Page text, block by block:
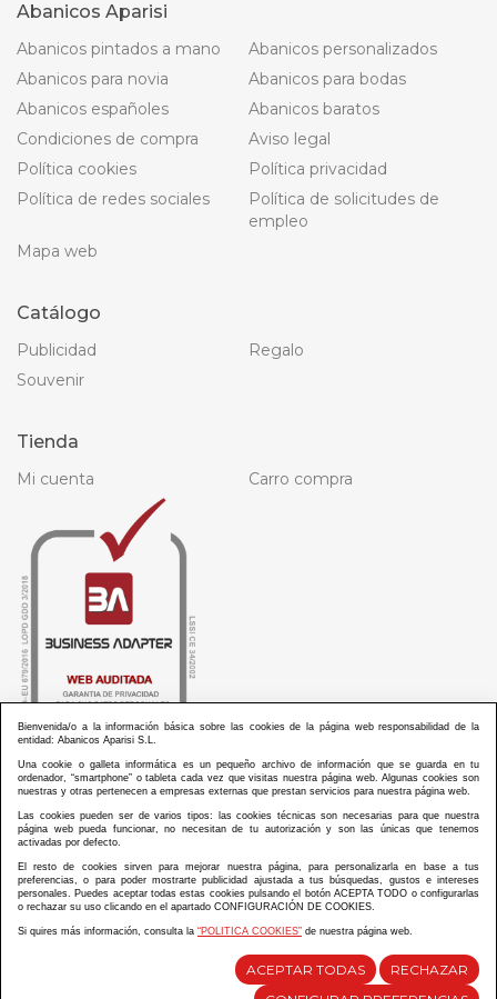
Abanicos Aparisi
Abanicos pintados a mano
Abanicos personalizados
Abanicos para novia
Abanicos para bodas
Abanicos españoles
Abanicos baratos
Condiciones de compra
Aviso legal
Política cookies
Política privacidad
Política de redes sociales
Política de solicitudes de
empleo
Mapa web
Catálogo
Publicidad
Regalo
Souvenir
Tienda
Mi cuenta Carro compra
ABANICOS APARISI S.L. ha recibido por parte de La Generalitat Valenciana, la cantidad de
100.000 € en apoyo al proyecto HISOLV/2021/3933/46 del PLAN EMPRESARIAL “PLAN RESISITIR
ABANICOS APARISI S.L. ha recibido por parte de La Generalitat Valenciana, la cantidad de 7.000
€ en apoyo al proyecto CMARTE/2021/265/46 del PLAN AYUDAS DIRECTAS ARTESANIA “CMARTE”.
Diseño y desarrollo web Im3diA comunicación
Bienvenida/o a la información básica sobre las cookies de la página web responsabilidad de la
entidad: Abanicos Aparisi S.L.
Una cookie o galleta informática es un pequeño archivo de información que se guarda en tu
ordenador, “smartphone” o tableta cada vez que visitas nuestra página web. Algunas cookies son
nuestras y otras pertenecen a empresas externas que prestan servicios para nuestra página web.
Las cookies pueden ser de varios tipos: las cookies técnicas son necesarias para que nuestra
página web pueda funcionar, no necesitan de tu autorización y son las únicas que tenemos
activadas por defecto.
El resto de cookies sirven para mejorar nuestra página, para personalizarla en base a tus
preferencias, o para poder mostrarte publicidad ajustada a tus búsquedas, gustos e intereses
personales. Puedes aceptar todas estas cookies pulsando el botón ACEPTA TODO o configurarlas
o rechazar su uso clicando en el apartado CONFIGURACIÓN DE COOKIES.
Si quires más información, consulta la “POLITICA COOKIES” de nuestra página web.
ACEPTAR TODAS
RECHAZAR